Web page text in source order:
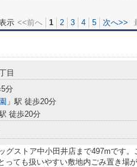
示 <<前へ 1 2 3 4 5 次へ>>
目
分
」駅 徒歩20分
徒歩20分
グストア中小田井店まで497mです。
っても扱いやすい敷地内ごみ置き場